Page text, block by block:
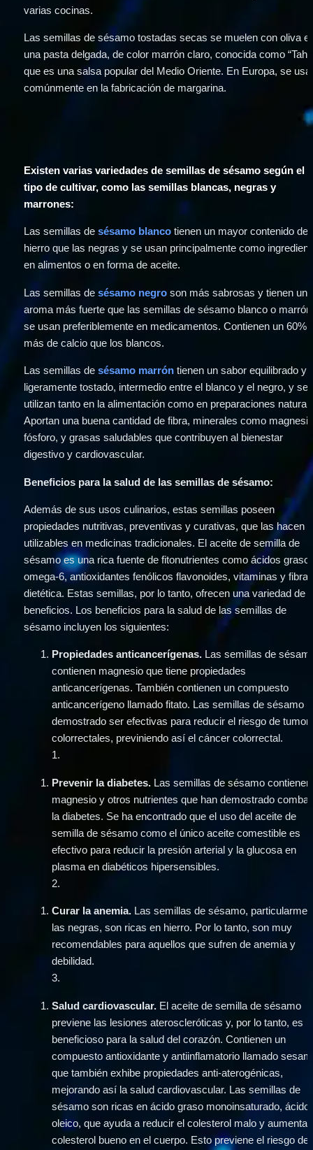
varias cocinas.
Las semillas de sésamo tostadas secas se muelen con oliva
una pasta delgada, de color marrón claro, conocida como
que es una salsa popular del Medio Oriente. En Europa, se
comúnmente en la fabricación de margarina.
Existen varias variedades de semillas de sésamo según el
tipo de cultivar, como las semillas blancas, negras y
marrones:
Las semillas de sésamo blanco tienen un mayor contenido de
hierro que las negras y se usan principalmente como
en alimentos o en forma de aceite.
Las semillas de sésamo negro son más sabrosas y tienen un
aroma más fuerte que las semillas de sésamo blanco o
se usan preferiblemente en medicamentos. Contienen un 60%
más de calcio que los blancos.
Las semillas de sésamo marrón tienen un sabor equilibrado y
ligeramente tostado, intermedio entre el blanco y el negro, y se
utilizan tanto en la alimentación como en preparaciones
Aportan una buena cantidad de fibra, minerales como
fósforo, y grasas saludables que contribuyen al bienestar
digestivo y cardiovascular.
Beneficios para la salud de las semillas de sésamo:
Además de sus usos culinarios, estas semillas poseen
propiedades nutritivas, preventivas y curativas, que las hacen
utilizables en medicinas tradicionales. El aceite de semilla de
sésamo es una rica fuente de fitonutrientes como ácidos
omega-6, antioxidantes fenólicos flavonoides, vitaminas y fibra
dietética. Estas semillas, por lo tanto, ofrecen una variedad de
beneficios. Los beneficios para la salud de las semillas de
sésamo incluyen los siguientes:
Propiedades anticancerígenas. Las semillas de
contienen magnesio que tiene propiedades
anticancerígenas. También contienen un compuesto
anticancerígeno llamado fitato. Las semillas de sésamo
demostrado ser efectivas para reducir el riesgo de
colorrectales, previniendo así el cáncer colorrectal.
1.
Prevenir la diabetes. Las semillas de sésamo contienen
magnesio y otros nutrientes que han demostrado
la diabetes. Se ha encontrado que el uso del aceite de
semilla de sésamo como el único aceite comestible es
efectivo para reducir la presión arterial y la glucosa en
plasma en diabéticos hipersensibles.
2.
Curar la anemia. Las semillas de sésamo,
las negras, son ricas en hierro. Por lo tanto, son muy
recomendables para aquellos que sufren de anemia y
debilidad.
3.
Salud cardiovascular. El aceite de semilla de sésamo
previene las lesiones ateroscleróticas y, por lo tanto, es
beneficioso para la salud del corazón. Contienen un
compuesto antioxidante y antiinflamatorio llamado
que también exhibe propiedades anti-aterogénicas,
mejorando así la salud cardiovascular. Las semillas de
sésamo son ricas en ácido graso monoinsaturado, ácido
oleico, que ayuda a reducir el colesterol malo y aumentar
colesterol bueno en el cuerpo. Esto previene el riesgo de